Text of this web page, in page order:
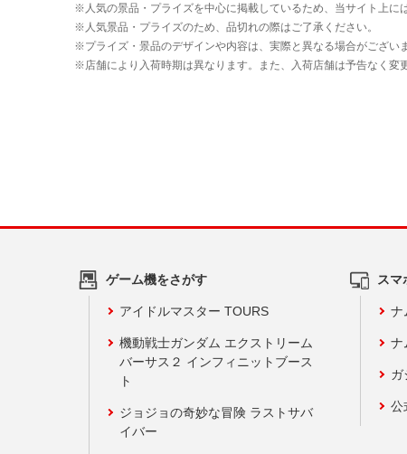
ゲーム機をさがす
アイドルマスター TOURS
機動戦士ガンダム エクストリーム
バーサス２ インフィニットブース
ト
ジョジョの奇妙な冒険 ラストサバ
イバー
スマ
ナ
ナ
ガ
公